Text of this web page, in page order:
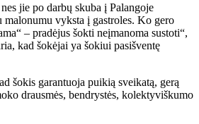
jie po darbų skuba į Palangoje
malonumu vyksta į gastroles. Ko gero
– pradėjus šokti neįmanoma sustoti“,
kad šokėjai ya šokiui pasišventę
šokis garantuoja puikią sveikatą, gerą
drausmės, bendrystės, kolektyviškumo